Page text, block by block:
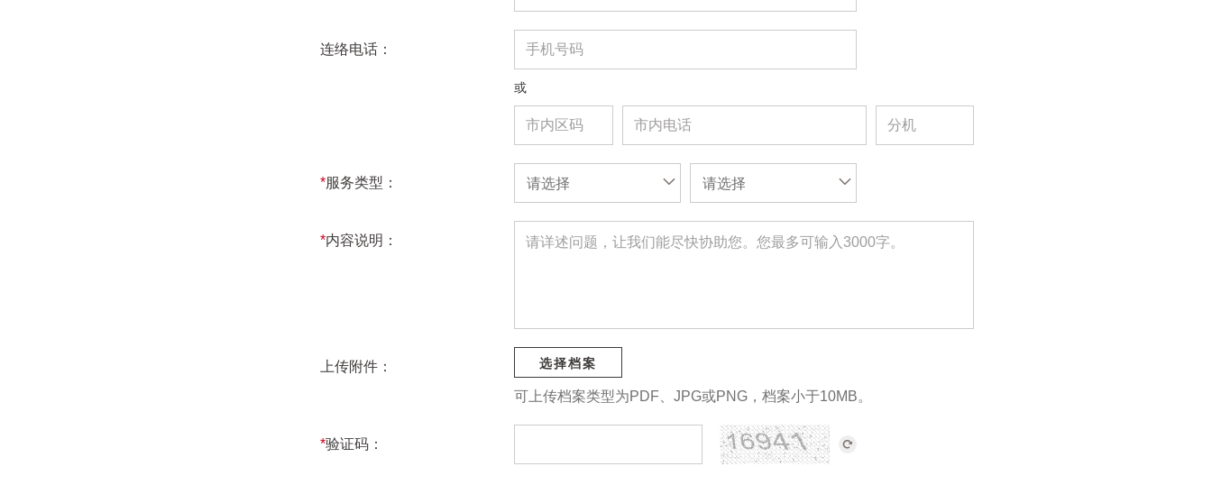
连络电话：
或
*服务类型： 请选择 请选择
*内容说明：
上传附件： 选择档案
可上传档案类型为PDF、JPG或PNG，档案小于10MB。
*验证码：